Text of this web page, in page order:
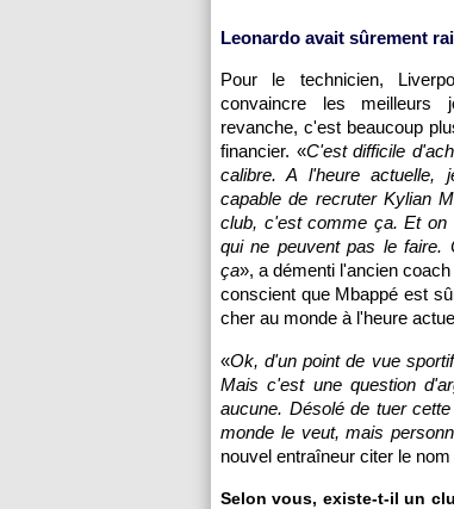
Leonardo avait sûrement
Pour le technicien,
convaincre les meilleurs
revanche, c'est beaucoup
financier. «C'est difficile
calibre. A l'heure actuelle,
capable de recruter Kylian
club, c'est comme ça. Et on
qui ne peuvent pas le faire.
ça», a démenti l'ancien
conscient que Mbappé est
cher au monde à l'heure
«Ok, d'un point de vue
Mais c'est une question
aucune. Désolé de tuer
monde le veut, mais
nouvel entraîneur citer le
Selon vous, existe-t-il un